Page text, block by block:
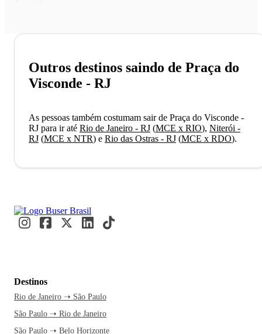
Outros destinos saindo de Praça do
Visconde - RJ
As pessoas também costumam sair de Praça do Visconde -
RJ para ir até Rio de Janeiro - RJ (MCE x RIO), Niterói -
RJ (MCE x NTR) e Rio das Ostras - RJ (MCE x RDO).
Destinos
Rio de Janeiro ➝ São Paulo
São Paulo ➝ Rio de Janeiro
São Paulo ➝ Belo Horizonte